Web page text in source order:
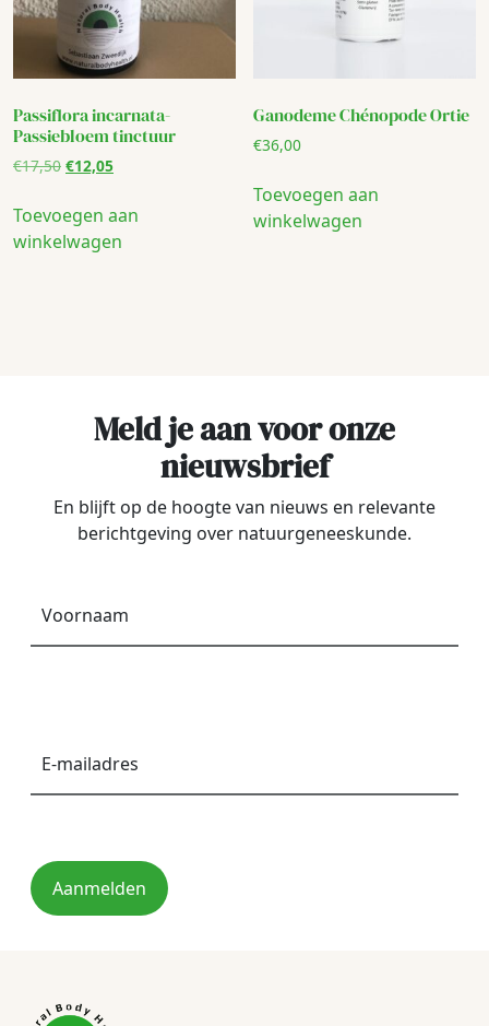
Passiflora incarnata-
Passiebloem tinctuur
€17,50 Oorspronkelijke
was:
€17,50.
€12,05Huidige
is:
Toevoegen aan
winkelwagen
Ganodeme Chénopode Ortie
€36,00
Toevoegen aan
winkelwagen
Meld je aan voor onze
nieuwsbrief
En blijft op de hoogte van nieuws en relevante
berichtgeving over natuurgeneeskunde.
Aanmelden